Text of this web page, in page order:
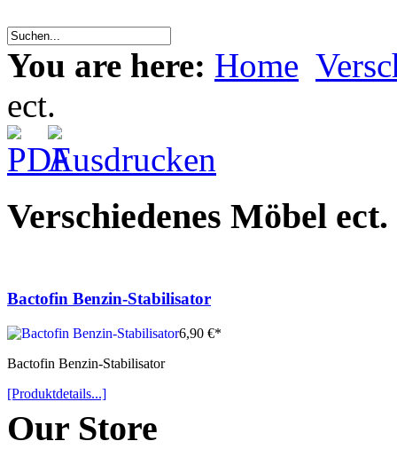
You are here: Home
ect.
Verschiedenes Möbel ect.
Bactofin Benzin-Stabilisator
6,90 €*
Bactofin Benzin-Stabilisator
[Produktdetails...]
Our Store